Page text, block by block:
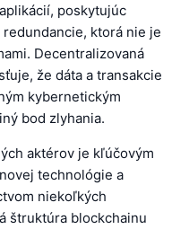
poskytujúc
ktorá nie je
Decentralizovaná
že dáta a transakcie
kybernetickým
bod zlyhania.
aktérov je kľúčovým
technológie a
niekoľkých
štruktúra blockchainu